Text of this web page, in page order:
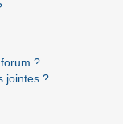
?
jointes ?